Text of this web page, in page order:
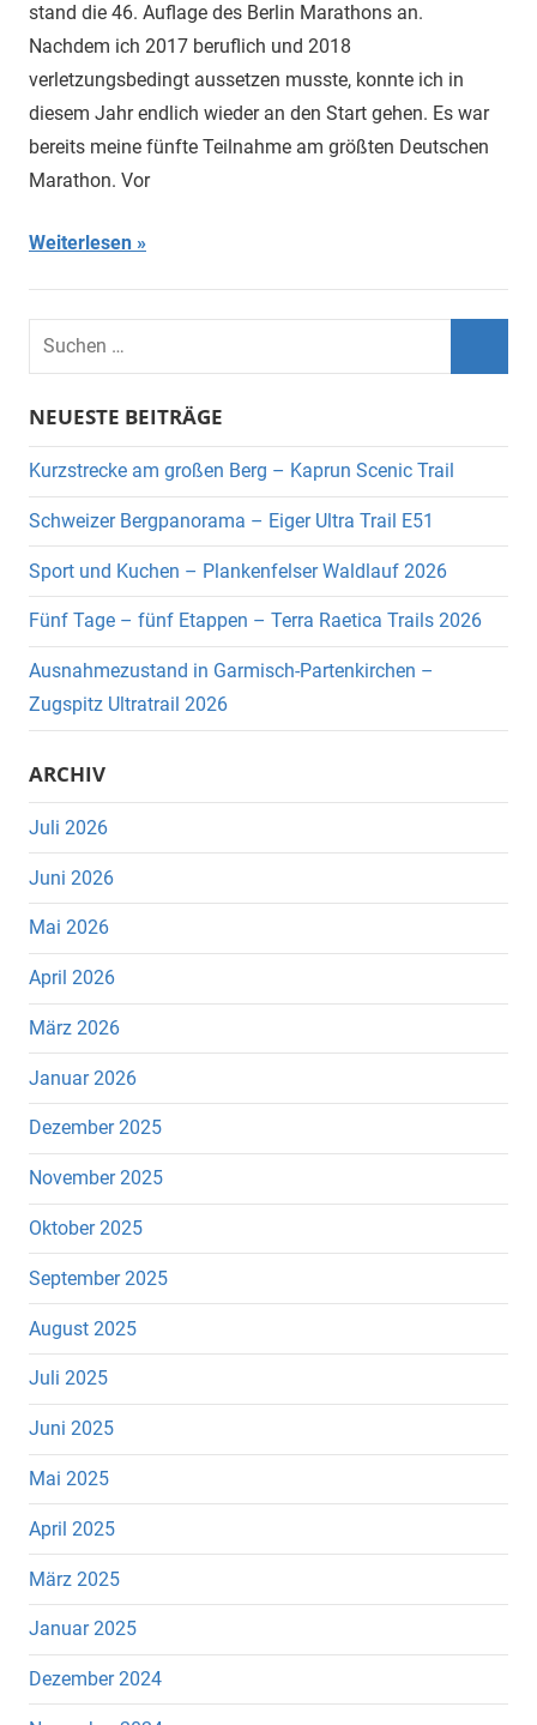
stand die 46. Auflage des Berlin Marathons an.
Nachdem ich 2017 beruflich und 2018
verletzungsbedingt aussetzen musste, konnte ich in
diesem Jahr endlich wieder an den Start gehen. Es war
bereits meine fünfte Teilnahme am größten Deutschen
Marathon. Vor
Weiterlesen
Suchen
nach:
NEUESTE BEITRÄGE
Kurzstrecke am großen Berg – Kaprun Scenic Trail
Schweizer Bergpanorama – Eiger Ultra Trail E51
Sport und Kuchen – Plankenfelser Waldlauf 2026
Fünf Tage – fünf Etappen – Terra Raetica Trails 2026
Ausnahmezustand in Garmisch-Partenkirchen –
Zugspitz Ultratrail 2026
ARCHIV
Juli 2026
Juni 2026
Mai 2026
April 2026
März 2026
Januar 2026
Dezember 2025
November 2025
Oktober 2025
September 2025
August 2025
Juli 2025
Juni 2025
Mai 2025
April 2025
März 2025
Januar 2025
Dezember 2024